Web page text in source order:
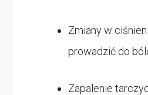
Zmiany w
prowadzić do
Zapalenie